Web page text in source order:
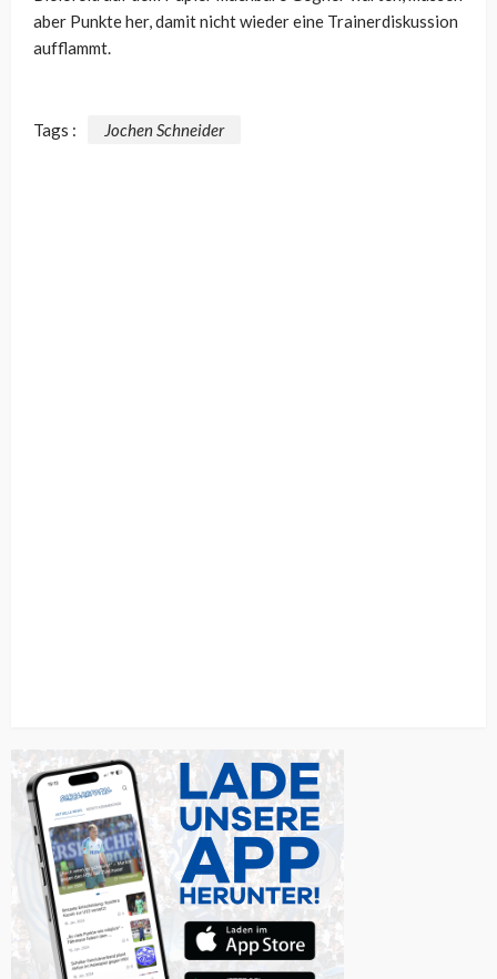
aber Punkte her, damit nicht wieder eine Trainerdiskussion
aufflammt.
Tags : Jochen Schneider